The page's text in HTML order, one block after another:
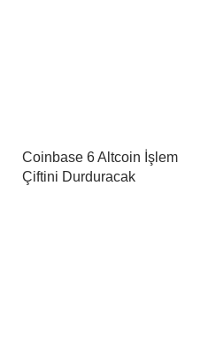
Coinbase 6 Altcoin İşlem
Çiftini Durduracak